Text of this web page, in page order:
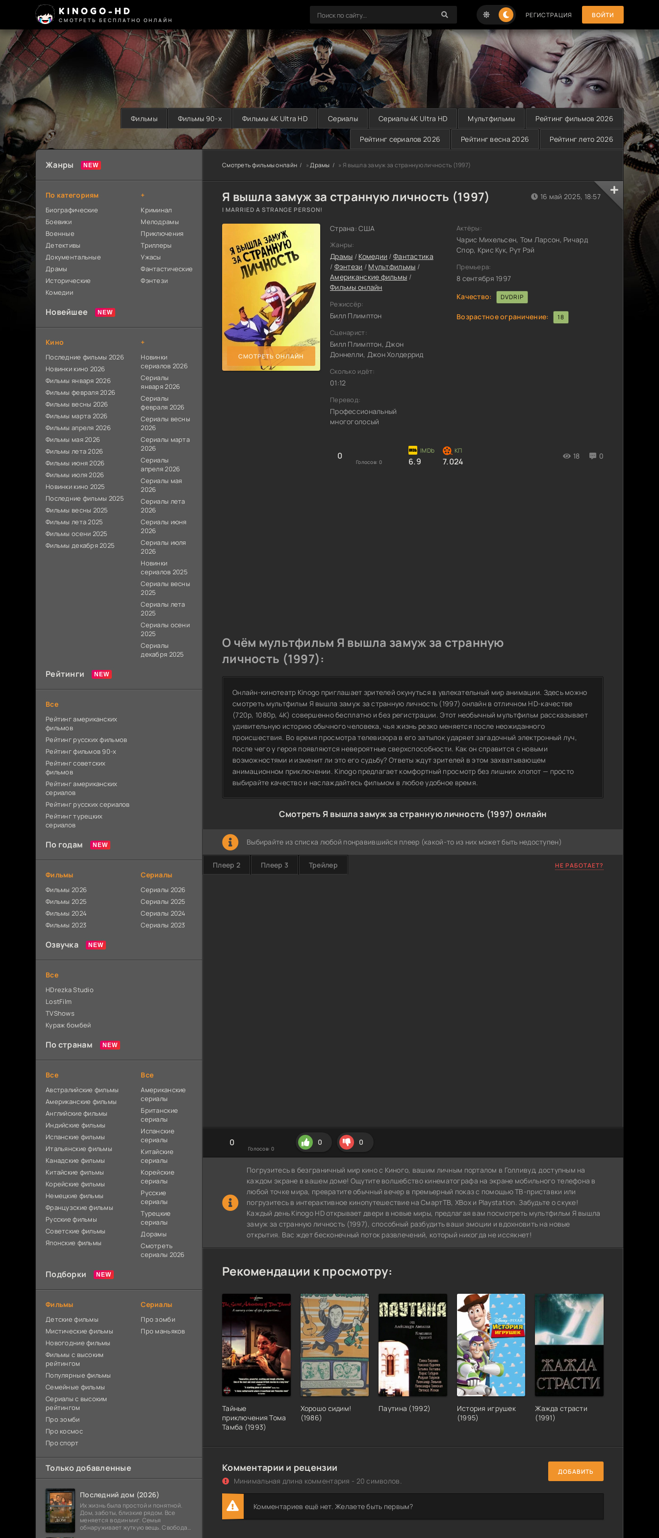
KINOGO-HD
СМОТРЕТЬ БЕСПЛАТНО ОНЛАЙН
РЕГИСТРАЦИЯ ВОЙТИ
Фильмы Фильмы 90-х Фильмы 4K Ultra HD Сериалы Сериалы 4K Ultra HD Мультфильмы Рейтинг фильмов 2026
Рейтинг сериалов 2026 Рейтинг весна 2026 Рейтинг лето 2026
Смотреть фильмы онлайн »Драмы » Я вышла замуж за странную личность (1997)
Я вышла замуж за странную личность (1997)
I MARRIED A STRANGE PERSON!
СМОТРЕТЬ ОНЛАЙН
Страна: США
Жанры:
Драмы / Комедии /Фантастика
/ Фэнтези / Мультфильмы /
Американские фильмы /
Фильмы онлайн
Режиссёр:
Билл Плимптон
Сценарист:
Билл Плимптон, Джон
Доннелли, Джон Холдеррид
Сколько идёт:
01:12
Перевод:
Профессиональный
многоголосый
0
Голосов: 0 6.9 7.024
18 0
16 май 2025, 18:57
Актёры:
Чарис Михельсен, Том Ларсон, Ричард
Спор, Крис Кук, Рут Рэй
Премьера:
8 сентября 1997
Качество:
DVDRIP
Возрастное ограничение: 18
О чём мультфильм Я вышла замуж за странную
личность (1997):
Онлайн-кинотеатр Kinogo приглашает зрителей окунуться в увлекательный мир анимации. Здесь можно
смотреть мультфильм Я вышла замуж за странную личность (1997) онлайн в отличном HD-качестве
(720p, 1080p, 4K) совершенно бесплатно и без регистрации. Этот необычный мультфильм рассказывает
удивительную историю обычного человека, чья жизнь резко меняется после неожиданного
происшествия. Во время просмотра телевизора в его затылок ударяет загадочный электронный луч,
после чего у героя появляются невероятные сверхспособности. Как он справится с новыми
возможностями и изменит ли это его судьбу? Ответы ждут зрителей в этом захватывающем
анимационном приключении. Kinogo предлагает комфортный просмотр без лишних хлопот — просто
выбирайте качество и наслаждайтесь фильмом в любое удобное время.
Смотреть Я вышла замуж за странную личность (1997) онлайн
Выбирайте из списка любой понравившийся плеер (какой-то из них может быть недоступен)
Плеер 2 Плеер 3 Трейлер НЕ РАБОТАЕТ?
0
Голосов: 0
0 0
Погрузитесь в безграничный мир кино с Киного, вашим личным порталом в Голливуд, доступным на
каждом экране в вашем доме! Ощутите волшебство кинематографа на экране мобильного телефона в
любой точке мира, превратите обычный вечер в премьерный показ с помощью ТВ-приставки или
погрузитесь в интерактивное кинопутешествие на СмартТВ, XBox и Playstation. Забудьте о скуке!
Каждый день Kinogo HD открывает двери в новые миры, предлагая вам посмотреть мультфильм Я вышла
замуж за странную личность (1997), способный разбудить ваши эмоции и вдохновить на новые
открытия. Вас ждет бесконечный поток развлечений, который никогда не иссякнет!
Рекомендации к просмотру:
Тайные
приключения Тома
Тамба (1993)
Хорошо сидим!
(1986)
Паутина (1992)
История игрушек
(1995)
Жажда страсти
(1991)
Комментарии и рецензии
Минимальная длина комментария - 20 символов.
ДОБАВИТЬ
Комментариев ещё нет. Желаете быть первым?
Жанры
По категориям
Биографические
Боевики
Военные
Детективы
Документальные
Драмы
Исторические
Комедии
+
Криминал
Мелодрамы
Приключения
Триллеры
Ужасы
Фантастические
Фэнтези
Новейшее
Кино
Последние фильмы 2026
Новинки кино 2026
Фильмы января 2026
Фильмы февраля 2026
Фильмы весны 2026
Фильмы марта 2026
Фильмы апреля 2026
Фильмы мая 2026
Фильмы лета 2026
Фильмы июня 2026
Фильмы июля 2026
Новинки кино 2025
Последние фильмы 2025
Фильмы весны 2025
Фильмы лета 2025
Фильмы осени 2025
Фильмы декабря 2025
+
Новинки
сериалов 2026
Сериалы
января 2026
Сериалы
февраля 2026
Сериалы весны
2026
Сериалы марта
2026
Сериалы
апреля 2026
Сериалы мая
2026
Сериалы лета
2026
Сериалы июня
2026
Сериалы июля
2026
Новинки
сериалов 2025
Сериалы весны
2025
Сериалы лета
2025
Сериалы осени
2025
Сериалы
декабря 2025
Рейтинги
Все
Рейтинг американских
фильмов
Рейтинг русских фильмов
Рейтинг фильмов 90-х
Рейтинг советских
фильмов
Рейтинг американских
сериалов
Рейтинг русских сериалов
Рейтинг турецких
сериалов
По годам
Фильмы
Фильмы 2026
Фильмы 2025
Фильмы 2024
Фильмы 2023
Сериалы
Сериалы 2026
Сериалы 2025
Сериалы 2024
Сериалы 2023
Озвучка
Все
HDrezka Studio
LostFilm
TVShows
Кураж бомбей
По странам
Все
Австралийские фильмы
Американские фильмы
Английские фильмы
Индийские фильмы
Испанские фильмы
Итальянские фильмы
Канадские фильмы
Китайские фильмы
Корейские фильмы
Немецкие фильмы
Французские фильмы
Русские фильмы
Советские фильмы
Японские фильмы
Все
Американские
сериалы
Британские
сериалы
Испанские
сериалы
Китайские
сериалы
Корейские
сериалы
Русские
сериалы
Турецкие
сериалы
Дорамы
Смотреть
сериалы 2026
Подборки
Фильмы
Детские фильмы
Мистические фильмы
Новогодние фильмы
Фильмы с высоким
рейтингом
Популярные фильмы
Семейные фильмы
Сериалы с высоким
рейтингом
Про зомби
Про космос
Про спорт
Сериалы
Про зомби
Про маньяков
Только добавленные
Последний дом (2026)
Их жизнь была простой и понятной.
Дом, заботы, близкие рядом. Все
меняется в один миг. Семья
обнаруживает жуткую вещь. Свобода